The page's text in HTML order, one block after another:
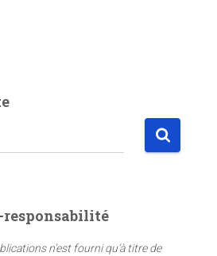
responsabilité
n’est fourni qu’à titre de